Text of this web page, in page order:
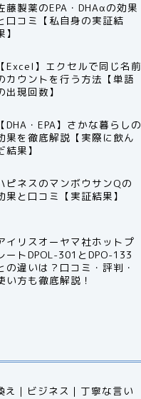
藤製薬のEPA・DHAαの効果
口コミ【私自身の実証結
】
【Excel】エクセルで同じ名前
カウントを行う方法【単語
出現回数】
【DHA・EPA】さかな暮らしの
果を徹底解説【実際に飲ん
結果】
ピネスのマンボウサンQの
果と口コミ【実証結果】
イリスオーヤマ社ホットプ
ートDPOL-301とDPO-133
の違いは？口コミ・評判・
い方も徹底解説！
え｜ビジネス｜丁寧な言い